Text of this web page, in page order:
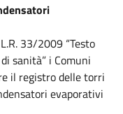
33/2009 “Testo
sanità” i Comuni
il registro delle torri
evaporativi